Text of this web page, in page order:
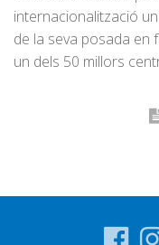
internacionalització
de la seva posada en
un dels 50 millors